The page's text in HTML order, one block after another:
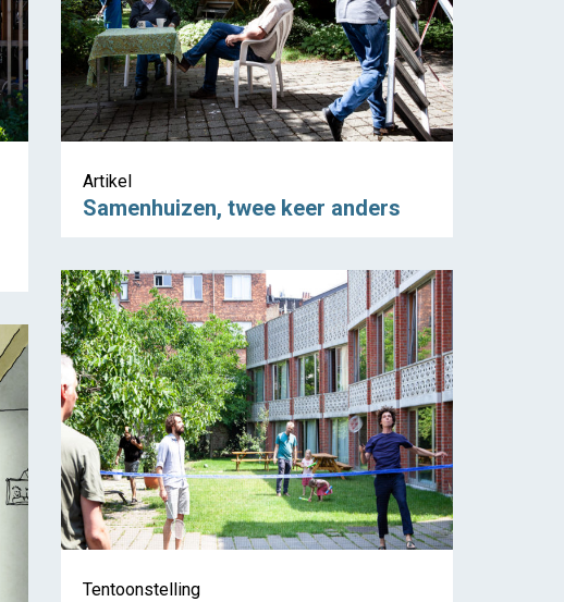
Artikel
Samenhuizen, twee keer anders
Tentoonstelling